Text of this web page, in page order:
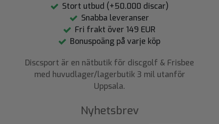
Stort utbud (+50.000 discar)
Snabba leveranser
Fri frakt över 149 EUR
Bonuspoäng på varje köp
Discsport är en nätbutik för discgolf & Frisbee
med huvudlager/lagerbutik 3 mil utanför
Uppsala.
Nyhetsbrev